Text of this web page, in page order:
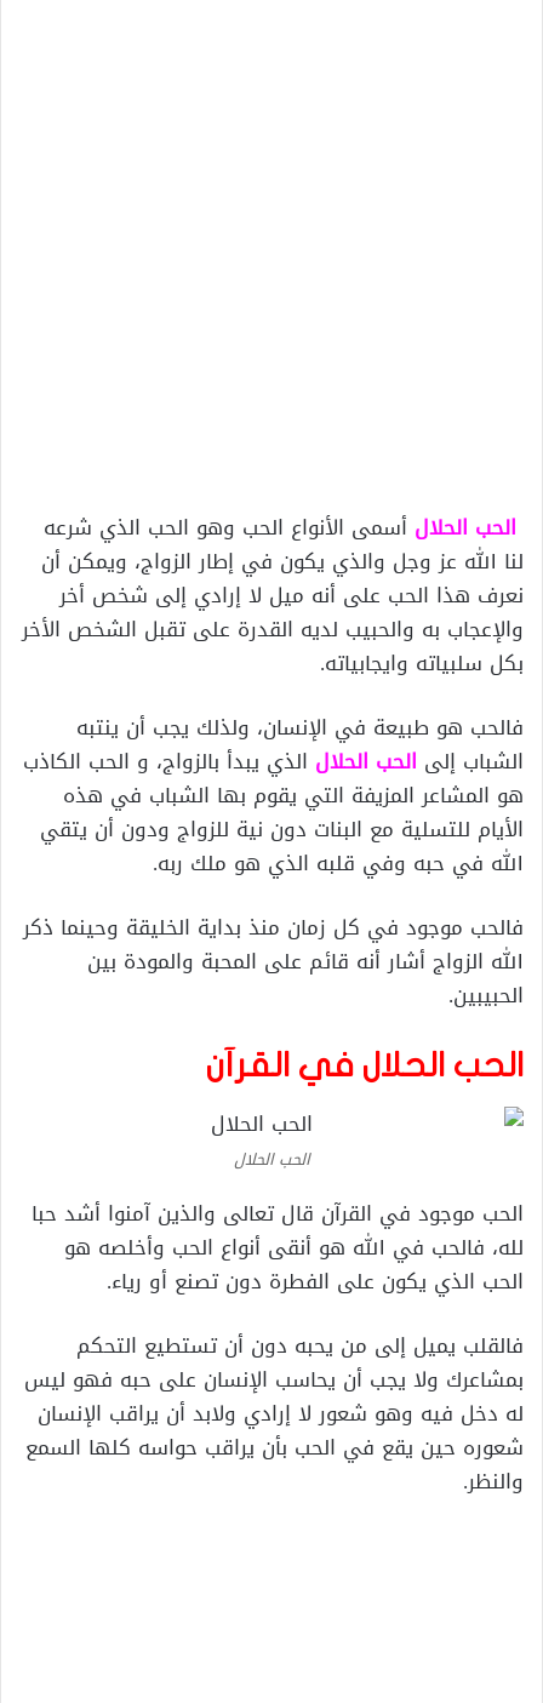
الحب الحلال أسمى الأنواع الحب وهو الحب الذي شرعه
لنا الله عز وجل والذي يكون في إطار الزواج، ويمكن أن
نعرف هذا الحب على أنه ميل لا إرادي إلى شخص أخر
والإعجاب به والحبيب لديه القدرة على تقبل الشخص الأخر
بكل سلبياته وايجابياته.
فالحب هو طبيعة في الإنسان، ولذلك يجب أن ينتبه
الشباب إلى الحب الحلال الذي يبدأ بالزواج، و الحب الكاذب
هو المشاعر المزيفة التي يقوم بها الشباب في هذه
الأيام للتسلية مع البنات دون نية للزواج ودون أن يتقي
الله في حبه وفي قلبه الذي هو ملك ربه.
فالحب موجود في كل زمان منذ بداية الخليقة وحينما ذكر
الله الزواج أشار أنه قائم على المحبة والمودة بين
الحبيبين.
الحب الحلال في القرآن
الحب الحلال
الحب موجود في القرآن قال تعالى والذين آمنوا أشد حبا
لله، فالحب في الله هو أنقى أنواع الحب وأخلصه هو
الحب الذي يكون على الفطرة دون تصنع أو رياء.
فالقلب يميل إلى من يحبه دون أن تستطيع التحكم
بمشاعرك ولا يجب أن يحاسب الإنسان على حبه فهو ليس
له دخل فيه وهو شعور لا إرادي ولابد أن يراقب الإنسان
شعوره حين يقع في الحب بأن يراقب حواسه كلها السمع
والنظر.